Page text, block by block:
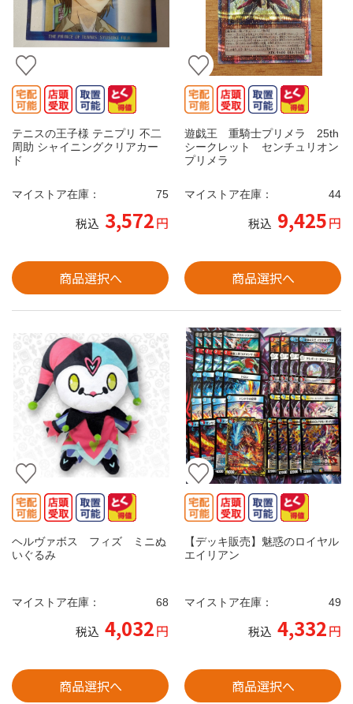
テニスの王子様 テニプリ 不二
周助 シャイニングクリアカー
ド
マイストア在庫： 75
税込 3,572円
商品選択へ
遊戯王 重騎士プリメラ 25th
シークレット センチュリオン
プリメラ
マイストア在庫： 44
税込 9,425円
商品選択へ
ヘルヴァボス フィズ ミニぬ
いぐるみ
マイストア在庫： 68
税込 4,032円
商品選択へ
【デッキ販売】魅惑のロイヤル
エイリアン
マイストア在庫： 49
税込 4,332円
商品選択へ